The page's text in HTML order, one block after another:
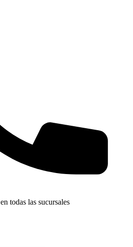
en todas las sucursales